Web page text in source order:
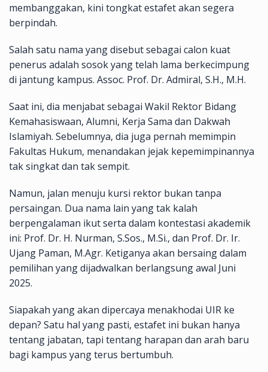
membanggakan, kini tongkat estafet akan segera
berpindah.
Salah satu nama yang disebut sebagai calon kuat
penerus adalah sosok yang telah lama berkecimpung
di jantung kampus. Assoc. Prof. Dr. Admiral, S.H., M.H.
Saat ini, dia menjabat sebagai Wakil Rektor Bidang
Kemahasiswaan, Alumni, Kerja Sama dan Dakwah
Islamiyah. Sebelumnya, dia juga pernah memimpin
Fakultas Hukum, menandakan jejak kepemimpinannya
tak singkat dan tak sempit.
Namun, jalan menuju kursi rektor bukan tanpa
persaingan. Dua nama lain yang tak kalah
berpengalaman ikut serta dalam kontestasi akademik
ini: Prof. Dr. H. Nurman, S.Sos., M.Si., dan Prof. Dr. Ir.
Ujang Paman, M.Agr. Ketiganya akan bersaing dalam
pemilihan yang dijadwalkan berlangsung awal Juni
2025.
Siapakah yang akan dipercaya menakhodai UIR ke
depan? Satu hal yang pasti, estafet ini bukan hanya
tentang jabatan, tapi tentang harapan dan arah baru
bagi kampus yang terus bertumbuh.